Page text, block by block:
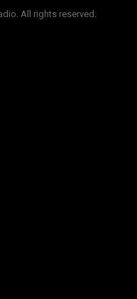
All rights reserved.